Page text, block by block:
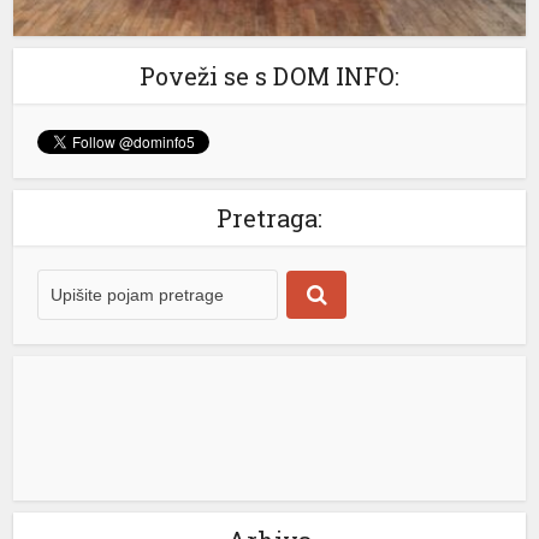
Poveži se s DOM INFO:
Pretraga: